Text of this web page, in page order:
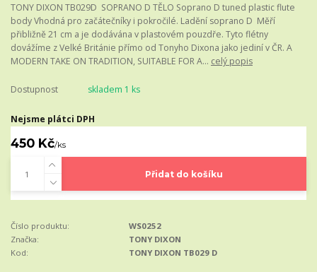
TONY DIXON TB029D SOPRANO D TĚLO Soprano D tuned plastic flute
body Vhodná pro začátečníky i pokročilé. Ladění soprano D Měří
přibližně 21 cm a je dodávána v plastovém pouzdře. Tyto flétny
dovážíme z Velké Británie přímo od Tonyho Dixona jako jediní v ČR. A
MODERN TAKE ON TRADITION, SUITABLE FOR A... celý popis
Dostupnost skladem 1 ks
Nejsme plátci DPH
450 Kč/ks
Přidat do košíku
Číslo produktu:
WS0252
Značka:
TONY DIXON
Kod:
TONY DIXON TB029 D